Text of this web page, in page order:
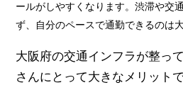
ールがしやすくなります。渋滞や交
ず、自分のペースで通勤できるのは
大阪府の交通インフラが整っ
さんにとって大きなメリット